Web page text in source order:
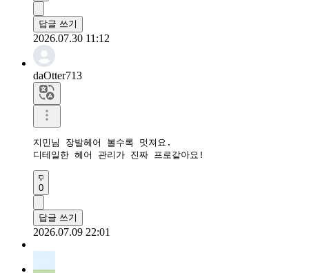
답글 쓰기
2026.07.30 11:12
daOtter713
지민님 장발헤어 볼수록 멋져요.
디테일한 헤어 관리가 진짜 프로같아요!
0
답글 쓰기
2026.07.09 22:01